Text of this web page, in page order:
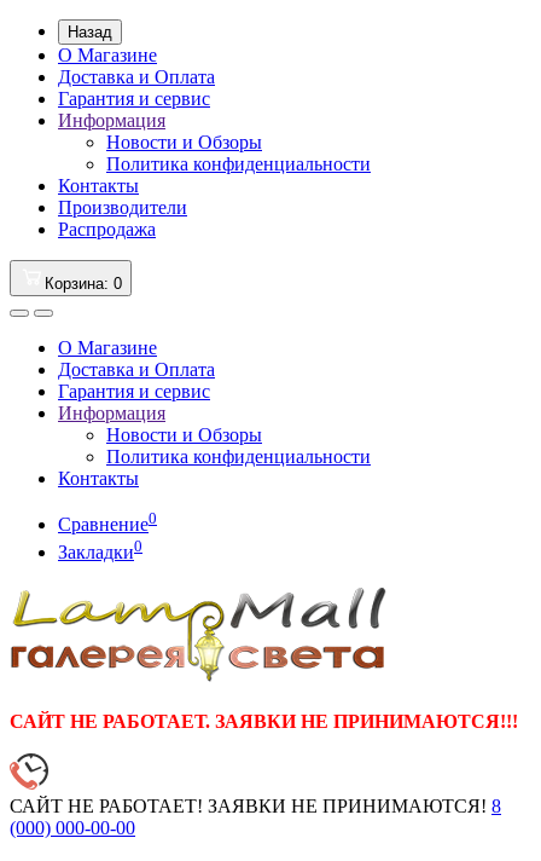
Назад
О Магазине
Доставка и Оплата
Гарантия и сервис
Информация
Новости и Обзоры
Политика конфиденциальности
Контакты
Производители
Распродажа
Корзина: 0
О Магазине
Доставка и Оплата
Гарантия и сервис
Информация
Новости и Обзоры
Политика конфиденциальности
Контакты
Сравнение0
Закладки0
САЙТ НЕ РАБОТАЕТ. ЗАЯВКИ НЕ ПРИНИМАЮТСЯ!!!
САЙТ НЕ РАБОТАЕТ! ЗАЯВКИ НЕ ПРИНИМАЮТСЯ! 8
(000) 000-00-00